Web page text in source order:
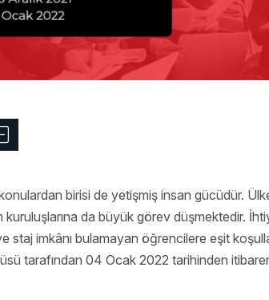
birisi de yetişmiş insan gücüdür.
da büyük görev düşmektedir.
imkânı bulamayan öğrencilere eşit
tarafından 04 Ocak 2022 tarihinden